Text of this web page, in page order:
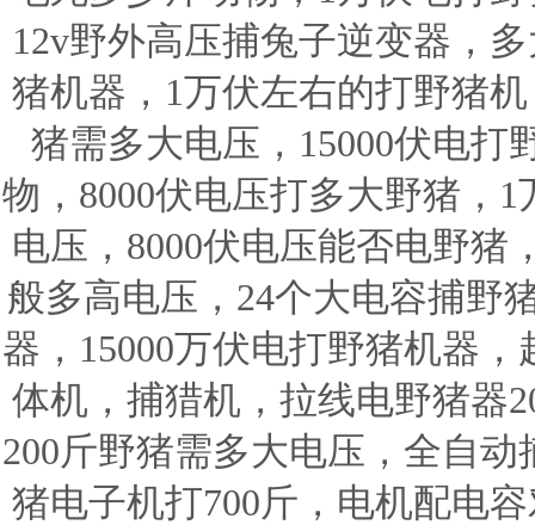
12v野外高压捕兔子逆变器，
猪机器，1万伏左右的打野猪
猪需多大电压，15000伏电打
物，8000伏电压打多大野猪，
电压，8000伏电压能否电野猪
般多高电压，24个大电容捕野
器，15000万伏电打野猪机器
体机，捕猎机，拉线电野猪器
200斤野猪需多大电压，全自
猪电子机打700斤，电机配电